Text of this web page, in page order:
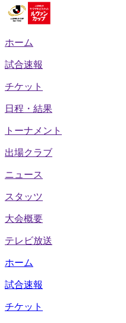
ホーム
試合速報
チケット
日程・結果
トーナメント
出場クラブ
ニュース
スタッツ
大会概要
テレビ放送
ホーム
試合速報
チケット